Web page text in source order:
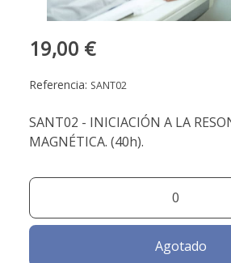
19,00 €
Referencia: SANT02
SANT02 - INICIACIÓN A LA
MAGNÉTICA. (40h).
Agotado